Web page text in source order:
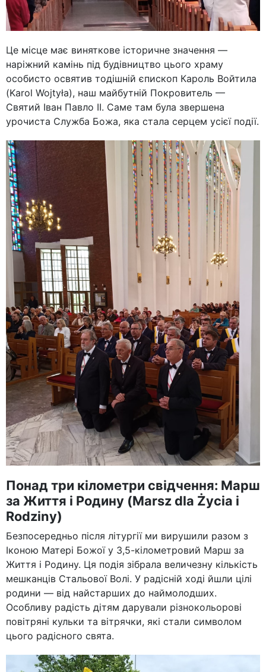
Це місце має виняткове історичне значення —
наріжний камінь під будівництво цього храму
особисто освятив тодішній єпископ Кароль Войтила
(Karol Wojtyła), наш майбутній Покровитель —
Святий Іван Павло ІІ. Саме там була звершена
урочиста Служба Божа, яка стала серцем усієї події.
Понад три кілометри свідчення: Марш
за Життя і Родину (Marsz dla Życia i
Rodziny)
Безпосередньо після літургії ми вирушили разом з
Іконою Матері Божої у 3,5-кілометровий Марш за
Життя і Родину. Ця подія зібрала величезну кількість
мешканців Стальової Волі. У радісній ході йшли цілі
родини — від найстарших до наймолодших.
Особливу радість дітям дарували різнокольорові
повітряні кульки та вітрячки, які стали символом
цього радісного свята.